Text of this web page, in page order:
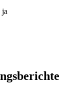
ja